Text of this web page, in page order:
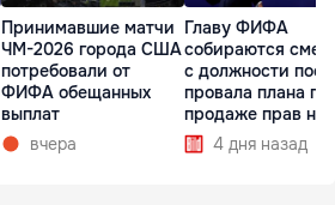
Принимавшие матчи
ЧМ-2026 города США
потребовали от
ФИФА обещанных
выплат
вчера
Главу ФИФА
собираются
с должности
провала плана по
продаже прав на
4 дня назад